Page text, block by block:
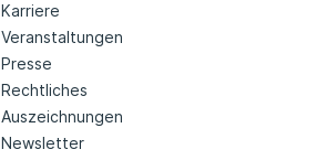
Karriere
Veranstaltungen
Presse
Rechtliches
Auszeichnungen
Newsletter